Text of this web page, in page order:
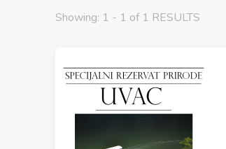
Showing: 1 - 1 of 1 RESULTS